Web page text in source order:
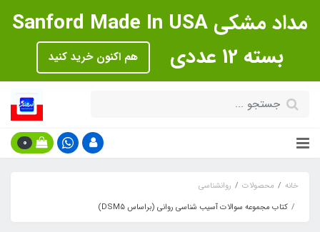
مداد مشکی Sanford Made In USA
بسته 12 عددی
هم اکنون خرید کنید
0
خانه محصولات
روانشناسی
کتاب مجموعه سوالات آسیب شناسی روانی (براساس DSM5)